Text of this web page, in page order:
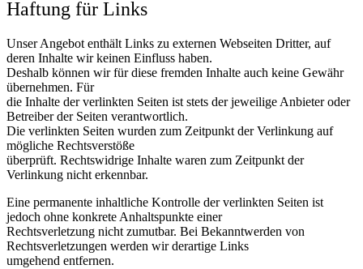
Haftung für Links
Unser Angebot enthält Links zu externen Webseiten Dritter, auf
deren Inhalte wir keinen Einfluss haben.
Deshalb können wir für diese fremden Inhalte auch keine Gewähr
übernehmen. Für
die Inhalte der verlinkten Seiten ist stets der jeweilige Anbieter oder
Betreiber der Seiten verantwortlich.
Die verlinkten Seiten wurden zum Zeitpunkt der Verlinkung auf
mögliche Rechtsverstöße
überprüft. Rechtswidrige Inhalte waren zum Zeitpunkt der
Verlinkung nicht erkennbar.
Eine permanente inhaltliche Kontrolle der verlinkten Seiten ist
jedoch ohne konkrete Anhaltspunkte einer
Rechtsverletzung nicht zumutbar. Bei Bekanntwerden von
Rechtsverletzungen werden wir derartige Links
umgehend entfernen.